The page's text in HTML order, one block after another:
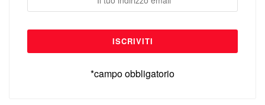
*campo obbligatorio